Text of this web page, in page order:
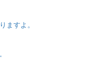
ますよ。